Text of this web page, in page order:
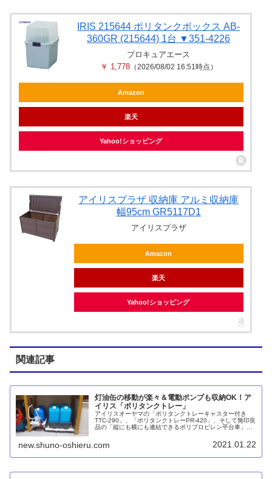
IRIS 215644 ポリタンクボックス AB-
360GR (215644) 1台 ▼351-4226
プロキュアエース
￥ 1,778（2026/08/02 16:51時点）
Amazon
楽天
Yahoo!ショッピング
アイリスプラザ 収納庫 アルミ収納庫
幅95cm GR5117D1
アイリスプラザ
Amazon
楽天
Yahoo!ショッピング
関連記事
灯油缶の移動が楽々＆電動ポンプも収納OK！ア
イリス「ポリタンクトレー」
アイリスオーヤマの「ポリタンクトレーキャスター付き
TTC-290」、「ポリタンクトレーPR-420」、そして無印良
品の「縦にも横にも連結できるポリプロピレン平台車」を
new.shuno-oshieru.com 2021.01.22